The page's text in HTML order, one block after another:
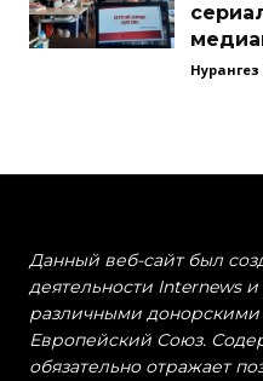
Данный веб-сайт был
деятельности Internews
различными
Европейский Союз.
обязательно отражает